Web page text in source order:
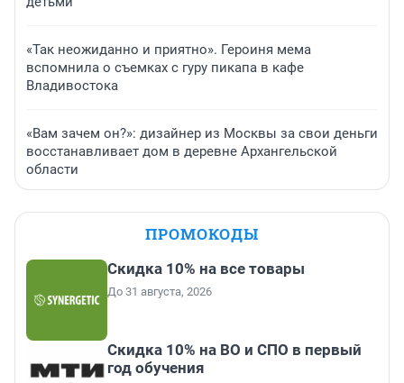
«Так неожиданно и приятно». Героиня мема
вспомнила о съемках с гуру пикапа в кафе
Владивостока
«Вам зачем он?»: дизайнер из Москвы за свои деньги
восстанавливает дом в деревне Архангельской
области
ПРОМОКОДЫ
Скидка 10% на все товары
До 31 августа, 2026
Скидка 10% на ВО и СПО в первый
год обучения